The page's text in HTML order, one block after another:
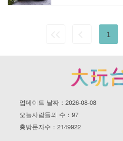
1
업데이트 날짜：2026-08-08
오늘사람들의 수：97
총방문자수：2149922